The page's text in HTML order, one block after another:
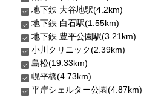
地下鉄 大谷地駅(4.2km)
地下鉄 白石駅(1.55km)
地下鉄 豊平公園駅(3.21km)
小川クリニック(2.39km)
島松(19.33km)
幌平橋(4.73km)
平岸シェルター公園(4.87km)